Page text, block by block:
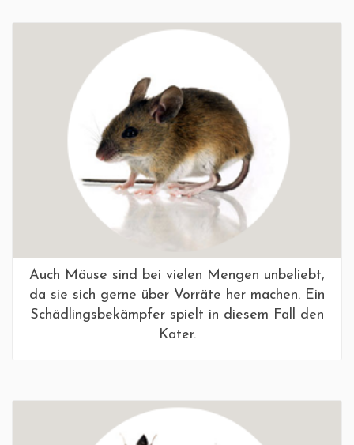
Auch Mäuse sind bei vielen Mengen unbeliebt,
da sie sich gerne über Vorräte her machen. Ein
Schädlingsbekämpfer spielt in diesem Fall den
Kater.